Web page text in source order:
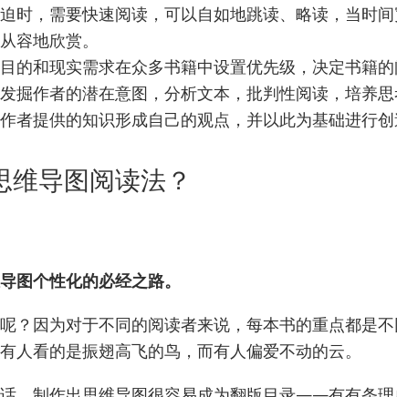
时，需要快速阅读，可以自如地跳读、略读，当时
容地欣赏。
的和现实需求在众多书籍中设置优先级，决定书籍
掘作者的潜在意图，分析文本，批判性阅读，培养
者提供的知识形成自己的观点，并以此为基础进行
维导图阅读法？
图个性化的必经之路。
？因为对于不同的阅读者来说，每本书的重点都是
人看的是振翅高飞的鸟，而有人偏爱不动的云。